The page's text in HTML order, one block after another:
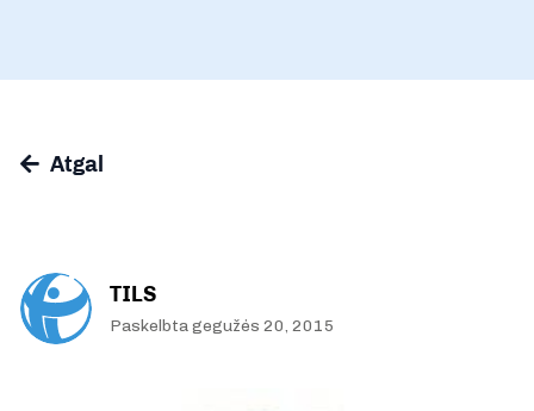
Atgal
TILS
Paskelbta gegužės 20, 2015